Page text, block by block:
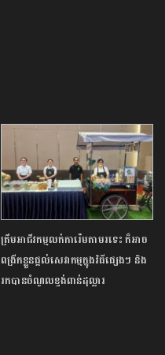
ត្រឹមអាជីវកម្មលក់ការ៉េមតាមរទេះ ក៏អាច
ពង្រីកខ្លួនផ្តល់សេវាកម្មក្នុងវិធីផ្សេងៗ និង
រកបានចំណូលខ្ទង់ពាន់ដុល្លារ